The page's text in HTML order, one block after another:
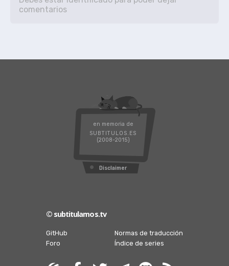
en memoria de
SUBTITULOS.ES
(2008-2015)
Disclaimer
© subtitulamos.tv
GitHub
Normas de traducción
Foro
Índice de series